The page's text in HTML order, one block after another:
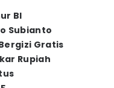
BI
Subianto
Gratis
Rupiah